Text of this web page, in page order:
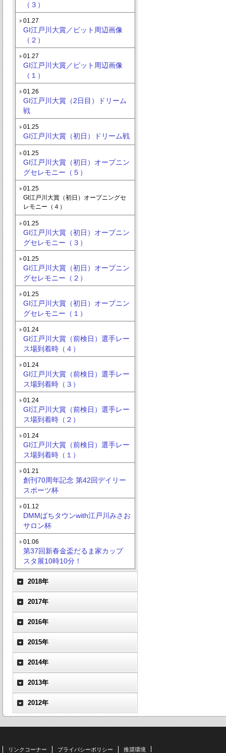
（３）
01.27
GI江戸川大賞／ピット周辺画像
（２）
01.27
GI江戸川大賞／ピット周辺画像
（１）
01.26
GI江戸川大賞（2日目）ドリーム
戦
01.25
GI江戸川大賞（初日）ドリーム戦
01.25
GI江戸川大賞（初日）オープニン
グセレモニー（５）
01.25
GI江戸川大賞（初日）オープニングセ
レモニー（４）
01.25
GI江戸川大賞（初日）オープニン
グセレモニー（３）
01.25
GI江戸川大賞（初日）オープニン
グセレモニー（２）
01.25
GI江戸川大賞（初日）オープニン
グセレモニー（１）
01.24
GI江戸川大賞（前検日）選手レー
ス場到着時（４）
01.24
GI江戸川大賞（前検日）選手レー
ス場到着時（３）
01.24
GI江戸川大賞（前検日）選手レー
ス場到着時（２）
01.24
GI江戸川大賞（前検日）選手レー
ス場到着時（１）
01.21
創刊70周年記念 第42回デイリー
スポーツ杯
01.12
DMMぱちタウンwith江戸川みさお
サロン杯
01.06
第37回新春金盃だるま家カップ
スタ展10時10分！
2018年
2017年
2016年
2015年
2014年
2013年
2012年
リンクコーナー プライバシーポリシー 推奨環境